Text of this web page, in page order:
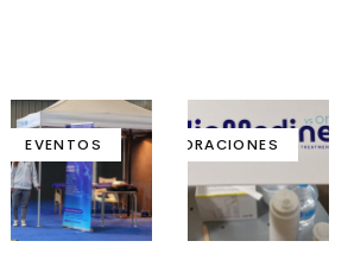
EVENTOS COLABORACIONES